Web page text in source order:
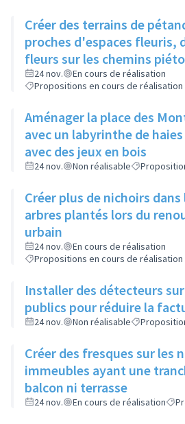
Créer des terrains de
proches d'espaces fleuris,
fleurs sur les chemins
immeubles
24 nov.
En cours de réalisation
Propositions en cours de réalisation
Aménager la place des
avec un labyrinthe de
avec des jeux en bois
24 nov. Non réalisable
Créer plus de nichoirs dans les nouveaux
arbres plantés lors du
urbain
24 nov.
En cours de réalisation
Propositions en cours de réalisation
Installer des détecteurs
publics pour réduire la
24 nov. Non réalisable
Créer des fresques sur les
immeubles ayant une
balcon ni terrasse
24 nov. En cours de réalisation